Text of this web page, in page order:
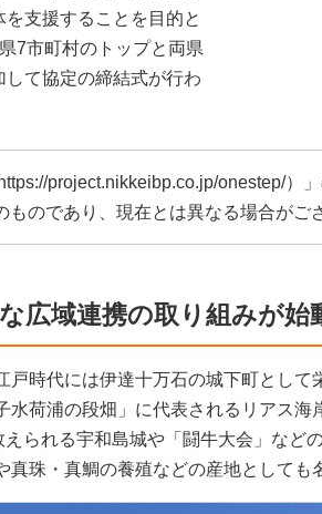
支援することを目的と
7市町村のトップと両県
て協定の締結式が行わ
https://project.nikkeibp.co.jp/onestep/）
のであり、現在とは異なる場合がご
広域連携の取り組みが始
戸時代には伊達十万石の城下町として
水荷浦の段畑」に代表されるリアス海
られる宇和島城や「闘牛大会」など
珠・真鯛の養殖などの産地としても